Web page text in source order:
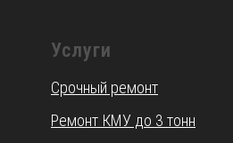
Услуги
Срочный ремонт
Ремонт КМУ до 3 тонн